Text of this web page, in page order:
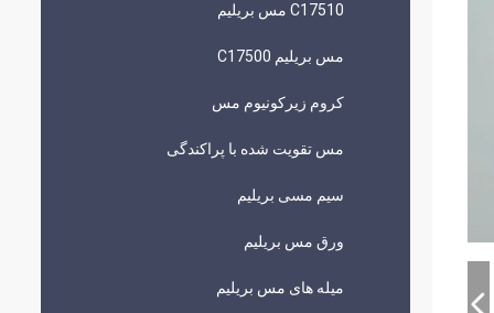
C17510 مس بریلیم
مس بریلیم C17500
کروم زیرکونیوم مس
مس تقویت شده با پراکندگی
سیم مسی بریلیم
ورق مس بریلیم
میله های مس بریلیم